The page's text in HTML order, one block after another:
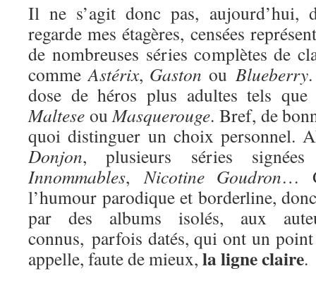
Il ne s’agit donc pas,
regarde mes étagères, censées
de nombreuses séries complètes de
commeAstérix, Gaston ouBlueberry
dose de héros plus adultes tels
Maltese ouMasquerouge. Bref, de
quoi distinguer un choix personnel.
Donjon, plusieurs séries
Innommables, Nicotine Goudron…
l’humour parodique et borderline,
par des albums isolés, aux
connus, parfois datés, qui ont un
appelle, faute de mieux, la ligne claire.